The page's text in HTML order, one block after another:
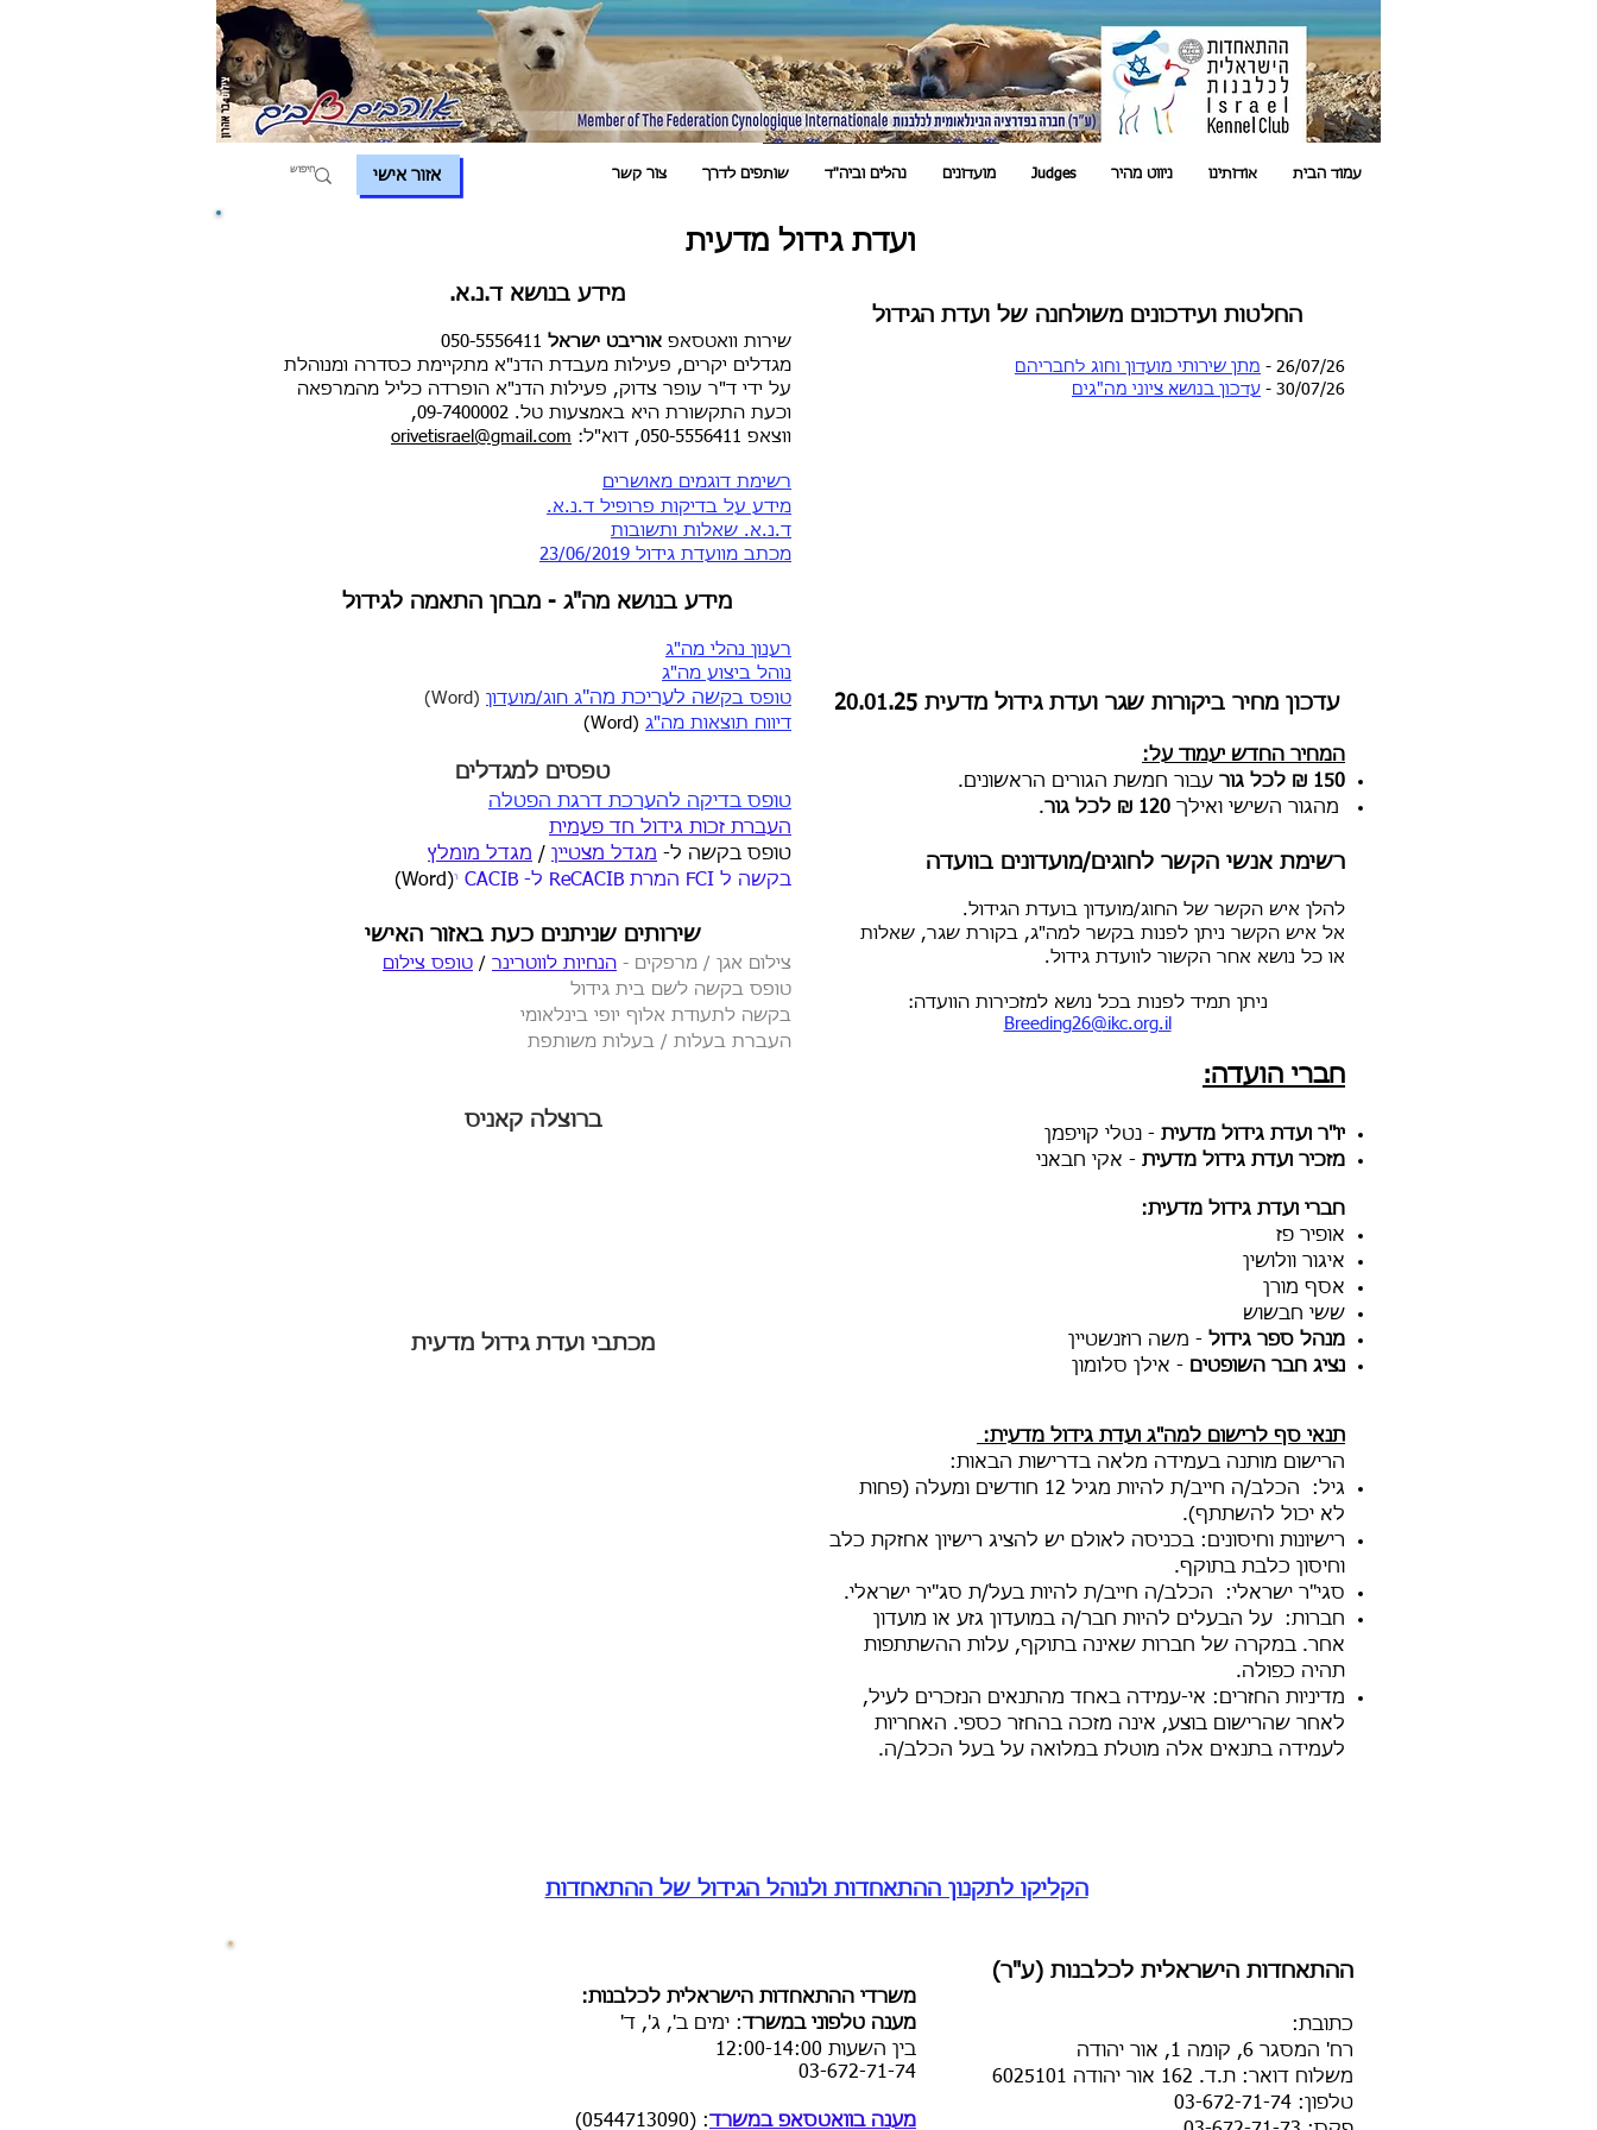
אזור אישי עמוד הבית אודותינו ניווט מהיר Judges מועדונים נהלים וביה"ד שותפים לדרך צור קשר
ועדת גידול מדעית
מידע בנושא ד.נ.א.
שירות וואטסאפ אוריבט ישראל
מגדלים יקרים, פעילות מעבדת הדנ"א מתקיימת כסדרה ומנוהלת
על ידי ד"ר עופר צדוק, פעילות הדנ"א הופרדה כליל מהמרפאה
וכעת התקשורת היא באמצעות טל. 09-7400002,
ווצאפ 050-5556411, דוא"ל:
orivetisrael@gmail.com
רשימת דוגמים מאושרים
מידע על בדיקות פרופיל ד.נ.א.
ד.נ.א. שאלות ותשובות
מכתב מוועדת גידול 23/06/2019
מידע בנושא מה"ג - מבחן התאמה לגידול
רענון נהלי מה"ג
נוהל ביצוע מה"ג
טופס בקשה לעריכת מה"ג חוג/מועדון (Word)
דיווח תוצאות מה"ג (Word)
טפסים למגדלים
טופס בדיקה להערכת דרגת הפטלה
העברת זכות גידול חד פעמית
טופס בקשה ל- מגדל מצטיין / מגדל מומלץ
בקשה ל FCI המרת ReCACIB ל- CACIB
י(Word)
שירותים שניתנים כעת באזור האישי
צילום אגן / מרפקים - הנחיות לווטרינר / טופס צילום
טופס בקשה לשם בית גידול
בקשה לתעודת אלוף יופי בינלאומי
העברת בעלות / בעלות משותפת
ברוצלה קאניס
מכתבי ועדת גידול מדעית
החלטות ועידכונים משולחנה של ועדת הגידול
26/07/26 -
מתן שירותי מועדון וחוג לחבריהם
30/07/26 -
עדכון בנושא ציוני מה"גים
עדכון מחיר ביקורות שגר ועדת גידול מדעית 20.01.25
המחיר החדש יעמוד על:
150 ₪ לכל גור
עבור חמשת הגורים הראשונים.
מהגור השישי ואילך 120 ₪ לכל גור .
רשימת אנשי הקשר לחוגים/מועדונים בוועדה​
להלן איש הקשר של החוג/מועדון בועדת הגידול.
אל איש הקשר ניתן לפנות בקשר למה"ג, בקורת שגר, שאלות
או כל נושא אחר הקשור לוועדת גידול.
ניתן תמיד לפנות בכל נושא למזכירות הוועדה:
Breeding26@ikc.org.il
חברי הועדה:
יו"ר ועדת גידול מדעית - נטלי קויפמן
מזכיר ועדת גידול מדעית - אקי חבאני
חברי ועדת גידול מדעית:
אופיר פז
איגור וולושין
אסף מורן
ששי חבשוש
מנהל ספר גידול - משה רוזנשטיין
נציג חבר השופטים - אילן סלומון
תנאי סף לרישום למה"ג ועדת גידול מדעית:
הרישום מותנה בעמידה מלאה בדרישות הבאות:
גיל: הכלב/ה חייב/ת להיות מגיל 12 חודשים ומעלה (פחות
לא יכול להשתתף).
רישיונות וחיסונים: בכניסה לאולם יש להציג רישיון אחזקת כלב
וחיסון כלבת בתוקף.
סגי"ר ישראלי: הכלב/ה חייב/ת להיות בעל/ת סג"יר ישראלי.
חברות: על הבעלים להיות חבר/ה במועדון גזע או מועדון
אחר. במקרה של חברות שאינה בתוקף, עלות ההשתתפות
תהיה כפולה.
מדיניות החזרים: אי-עמידה באחד מהתנאים הנזכרים לעיל,
לאחר שהרישום בוצע, אינה מזכה בהחזר כספי. האחריות
לעמידה בתנאים אלה מוטלת במלואה על בעל הכלב/ה.​​
הקליקו לתקנון ההתאחדות ולנוהל הגידול של ההתאחדות
​משרדי ההתאחדות הישראלית לכלבנות:
מענה טלפוני במשרד: ימים ב', ג', ד'
בין השעות 12:00-14:00
03-672-71-74
מענה בוואטסאפ במשרד: (0544713090)
ההתאחדות הישראלית לכלבנות (ע"ר)
כתובת:
רח' המסגר 6, קומה 1, אור יהודה
משלוח דואר: ת.ד. 162 אור יהודה 6025101
טלפון: 03-672-71-74